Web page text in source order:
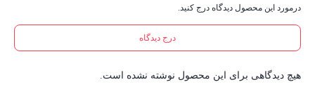
قابلیت چرخش ۳۶۰ درجه دارد
سیستم بازشدن سریع برای نصب و جداسازی آسان چراغ از سه‌پایه
درمورد این محصول دیدگاه درج کنید.
درج دیدگاه
هیچ دیدگاهی برای این محصول نوشته نشده است.